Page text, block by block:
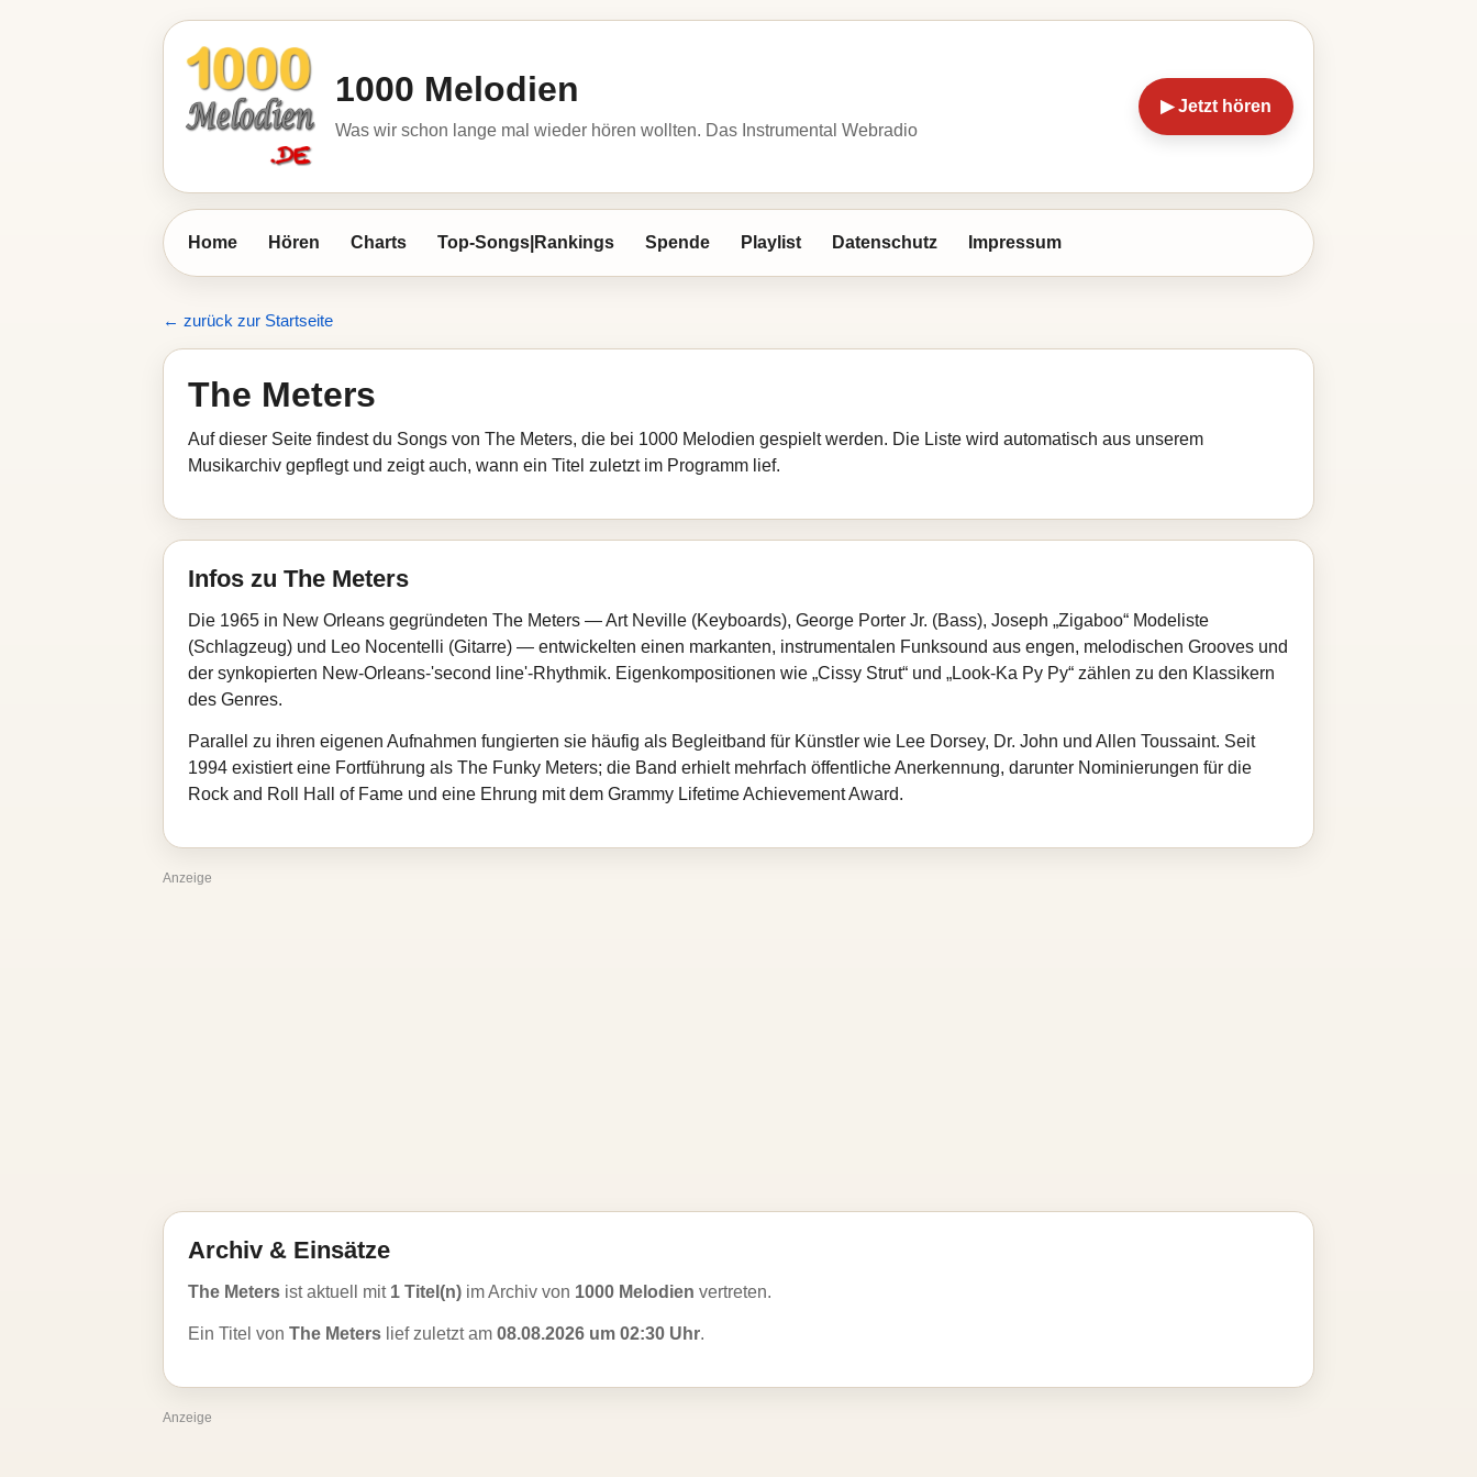
1000 Melodien
Was wir schon lange mal wieder hören wollten. Das Instrumental Webradio
▶ Jetzt hören
Home Hören Charts Top-Songs|Rankings Spende Playlist Datenschutz Impressum
← zurück zur Startseite
The Meters
Auf dieser Seite findest du Songs von The Meters, die bei 1000 Melodien gespielt werden. Die Liste wird automatisch aus unserem
Musikarchiv gepflegt und zeigt auch, wann ein Titel zuletzt im Programm lief.
Infos zu The Meters
Die 1965 in New Orleans gegründeten The Meters — Art Neville (Keyboards), George Porter Jr. (Bass), Joseph „Zigaboo“ Modeliste
(Schlagzeug) und Leo Nocentelli (Gitarre) — entwickelten einen markanten, instrumentalen Funksound aus engen, melodischen Grooves und
der synkopierten New‑Orleans‑'second line'-Rhythmik. Eigenkompositionen wie „Cissy Strut“ und „Look‑Ka Py Py“ zählen zu den Klassikern
des Genres.
Parallel zu ihren eigenen Aufnahmen fungierten sie häufig als Begleitband für Künstler wie Lee Dorsey, Dr. John und Allen Toussaint. Seit
1994 existiert eine Fortführung als The Funky Meters; die Band erhielt mehrfach öffentliche Anerkennung, darunter Nominierungen für die
Rock and Roll Hall of Fame und eine Ehrung mit dem Grammy Lifetime Achievement Award.
Anzeige
Archiv & Einsätze
The Meters ist aktuell mit 1 Titel(n) im Archiv von 1000 Melodien vertreten.
Ein Titel von The Meters lief zuletzt am 08.08.2026 um 02:30 Uhr.
Anzeige